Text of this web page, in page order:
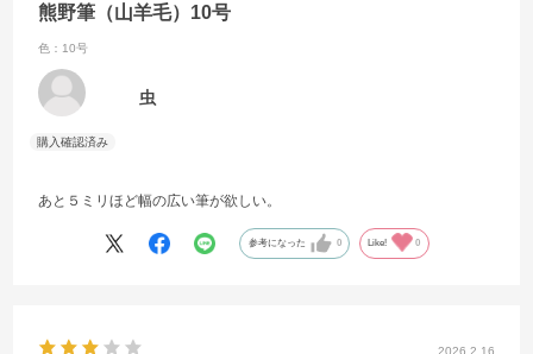
熊野筆（山羊毛）10号
色：10号
虫
あと５ミリほど幅の広い筆が欲しい。
参考になった 0 Like! 0
2026.2.16